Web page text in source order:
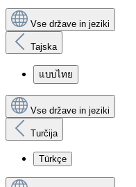
Vse države in jeziki
Tajska
แบบไทย
Vse države in jeziki
Turčija
Türkçe